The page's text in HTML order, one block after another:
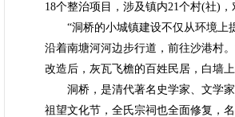
18个整治项目，涉及镇内21个村(社)
“洞桥的小城镇建设不仅从环境上
沿着南塘河河边步行道，前往沙港村
改造后，灰瓦飞檐的百姓民居，白墙
洞桥，是清代著名史学家、文学家
祖望文化节，全氏宗祠也全面修复，